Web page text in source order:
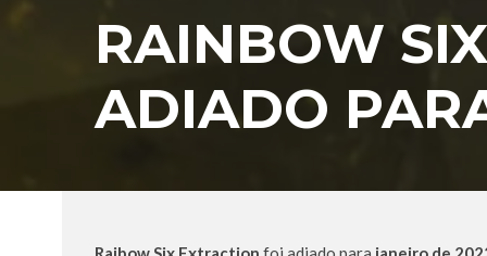
RAINBOW
ADIADO